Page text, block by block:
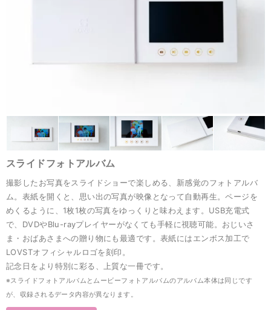
スライドフォトアルバム
撮影したお写真をスライドショーで楽しめる、新感覚のフォトアルバ
ム。表紙を開くと、思い出の写真が映像となって自動再生。ページを
めくるように、1枚1枚の写真をゆっくりと味わえます。USB充電式
で、DVDやBlu-rayプレイヤーがなくても手軽に視聴可能。おじいさ
ま・おばあさまへの贈り物にも最適です。表紙にはエンボス加工で
LOVSTオフィシャルロゴを刻印。
記念日をより特別に彩る、上質な一冊です。
※スライドフォトアルバムとムービーフォトアルバムのアルバム本体は同じです
が、収録されるデータ内容が異なります。